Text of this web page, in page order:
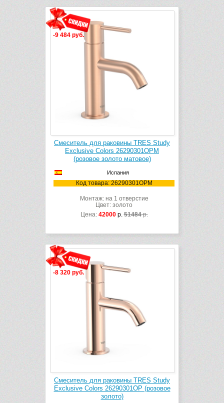
-9 484 руб.
Смеситель для раковины TRES Study
Exclusive Colors 26290301OPM
(розовое золото матовое)
Испания
Код товара: 26290301OPM
Монтаж: на 1 отверстие
Цвет: золото
Цена: 42000р.51484р.
-8 320 руб.
Смеситель для раковины TRES Study
Exclusive Colors 26290301OP (розовое
золото)